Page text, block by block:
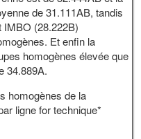
de 31.111AB, tandis
IMBO (28.222B)
Et enfin la
homogènes élevée que
34.889A.
homogènes de la
ligne for technique*